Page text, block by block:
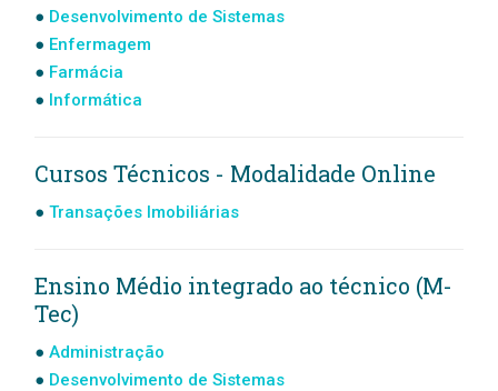
Desenvolvimento de Sistemas
Enfermagem
Farmácia
Informática
Cursos Técnicos - Modalidade Online
Transações Imobiliárias
Ensino Médio integrado ao técnico (M-
Tec)
Administração
Desenvolvimento de Sistemas